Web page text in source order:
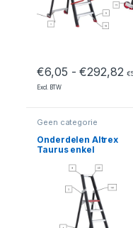
€6,05 - €292,82 €
Excl. BTW
Geen categorie
Onderdelen Altrex
Taurus enkel